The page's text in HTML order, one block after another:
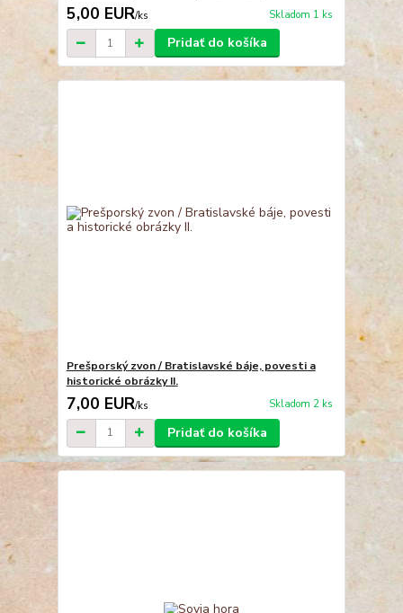
5,00 EUR/ks Skladom 1 ks
Pridať do košíka
Prešporský zvon / Bratislavské báje, povesti a
historické obrázky II.
7,00 EUR/ks Skladom 2 ks
Pridať do košíka